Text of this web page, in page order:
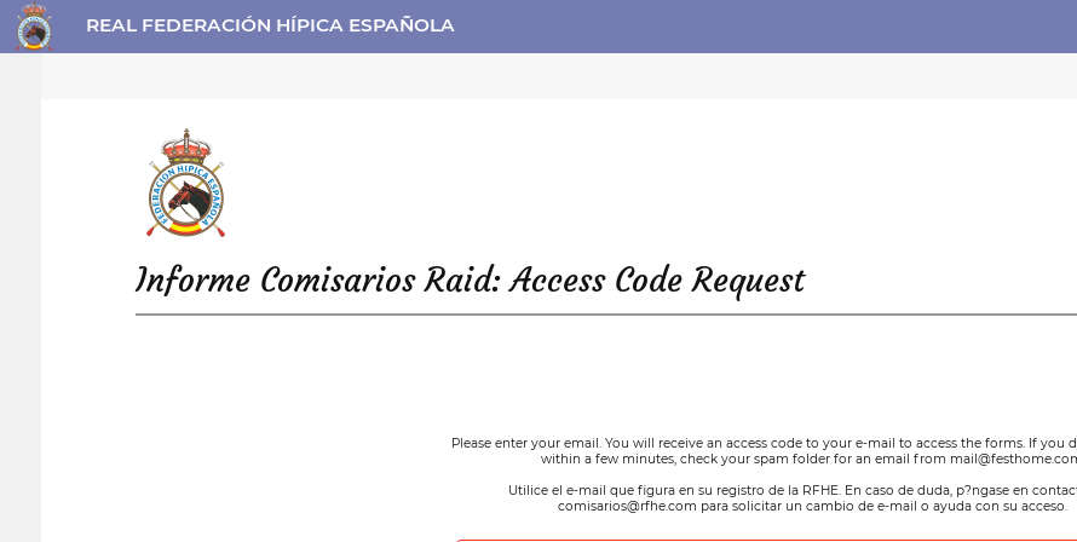
REAL FEDERACIÓN HÍPICA ESPAÑOLA
Informe Comisarios Raid: Access Code Request
Please enter your email. You will receive an access code to your e-mail to access the forms. If you
within a few minutes, check your spam folder for an email from
Utilice el e-mail que figura en su registro de la RFHE. En caso de duda, p?ngase en
comisarios@rfhe.com para solicitar un cambio de e-mail o ayuda con su acceso.